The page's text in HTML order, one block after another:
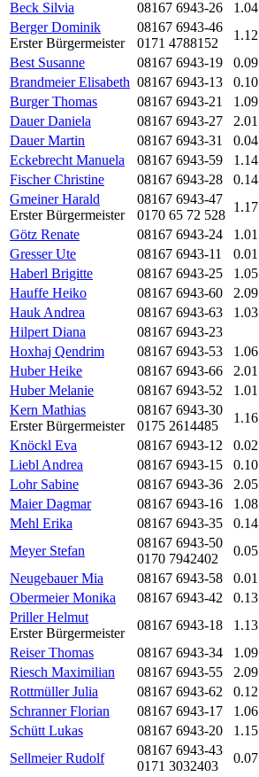
Beck Silvia
08167 6943-26 1.04
Berger Dominik
Erster Bürgermeister
08167 6943-46
0171 4788152
1.12
Best Susanne
08167 6943-19 0.09
Brandmeier Elisabeth 08167 6943-13 0.10
Burger Thomas
08167 6943-21 1.09
Dauer Daniela
08167 6943-27 2.01
Dauer Martin
08167 6943-31 0.04
Eckebrecht Manuela
08167 6943-59 1.14
Fischer Christine
08167 6943-28 0.14
Gmeiner Harald
Erster Bürgermeister
08167 6943-47
0170 65 72 528
1.17
Götz Renate
08167 6943-24 1.01
Gresser Ute
08167 6943-11 0.01
Haberl Brigitte
08167 6943-25 1.05
Hauffe Heiko
08167 6943-60 2.09
Hauk Andrea
08167 6943-63 1.03
Hilpert Diana
08167 6943-23
Hoxhaj Qendrim
08167 6943-53 1.06
Huber Heike
08167 6943-66 2.01
Huber Melanie
08167 6943-52 1.01
Kern Mathias
Erster Bürgermeister
08167 6943-30
0175 2614485
1.16
Knöckl Eva
08167 6943-12 0.02
Liebl Andrea
08167 6943-15 0.10
Lohr Sabine
08167 6943-36 2.05
Maier Dagmar
08167 6943-16 1.08
Mehl Erika
08167 6943-35 0.14
Meyer Stefan
08167 6943-50
0170 7942402
0.05
Neugebauer Mia
08167 6943-58 0.01
Obermeier Monika
08167 6943-42 0.13
Priller Helmut
Erster Bürgermeister
08167 6943-18 1.13
Reiser Thomas
08167 6943-34 1.09
Riesch Maximilian
08167 6943-55 2.09
Rottmüller Julia
08167 6943-62 0.12
Schranner Florian
08167 6943-17 1.06
Schütt Lukas
08167 6943-20 1.15
Sellmeier Rudolf
08167 6943-43
0171 3032403
0.07